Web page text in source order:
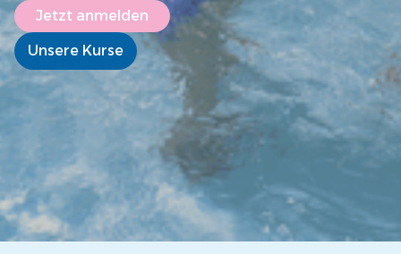
Jetzt anmelden
Unsere Kurse